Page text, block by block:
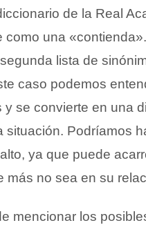
de la Real
una
lista de
caso podemos
se convierte en una
Podríamos
ya que puede
más no sea en su
mencionar los